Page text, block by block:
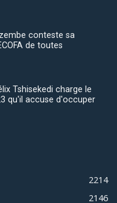
conteste sa
de toutes
Tshisekedi charge le
qu'il accuse d'occuper
2214
2146